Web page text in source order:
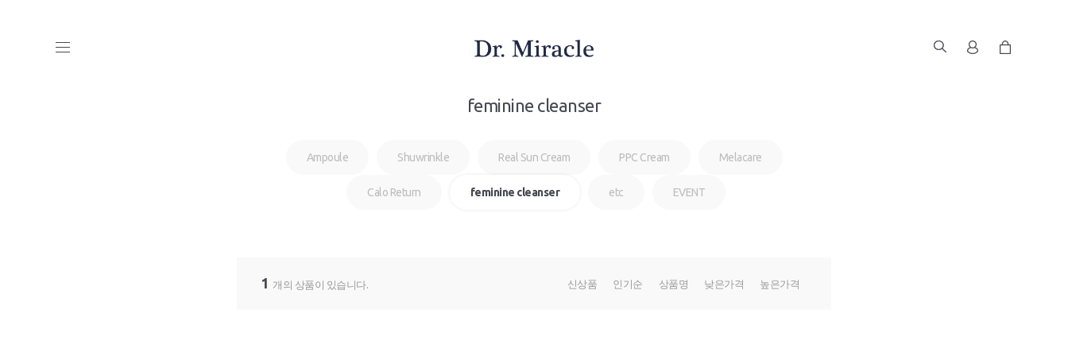
feminine cleanser
Ampoule Shuwrinkle Real Sun Cream PPC Cream Melacare
Calo Return feminine cleanser etc EVENT
1 개의 상품이 있습니다. 신상품 인기순 상품명 낮은가격 높은가격